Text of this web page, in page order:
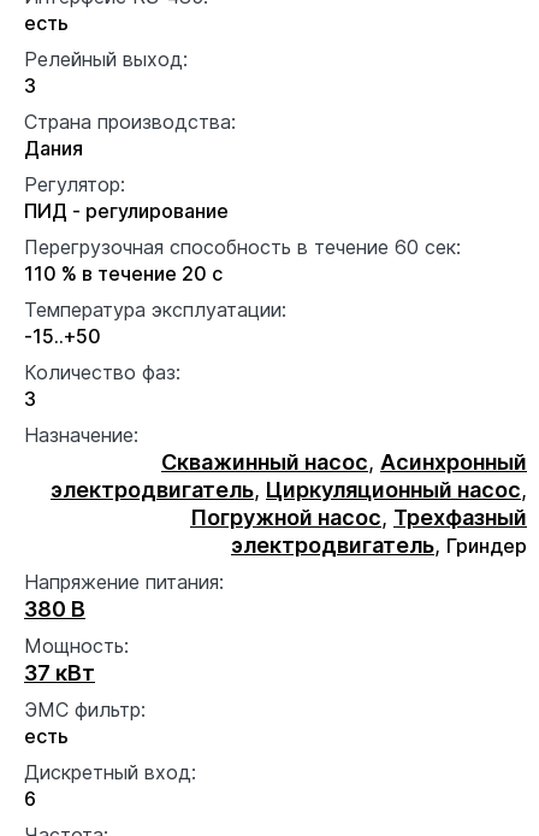
есть
Релейный выход:
3
Страна производства:
Дания
Регулятор:
ПИД - регулирование
Перегрузочная способность в течение 60 сек:
110 % в течение 20 с
Температура эксплуатации:
-15..+50
Количество фаз:
3
Назначение:
Скважинный насос, Асинхронный
электродвигатель, Циркуляционный насос,
Погружной насос, Трехфазный
электродвигатель, Гриндер
Напряжение питания:
380 В
Мощность:
37 кВт
ЭМС фильтр:
есть
Дискретный вход:
6